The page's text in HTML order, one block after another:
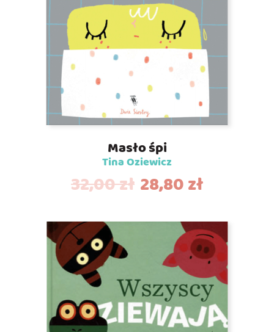
Masło śpi
Tina Oziewicz
32,00zł 28,80zł